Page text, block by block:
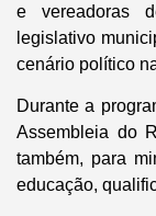
e vereadoras
legislativo
cenário político
Durante a
Assembleia do
também, para
educação,